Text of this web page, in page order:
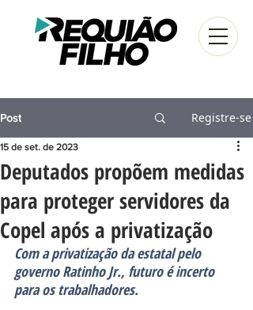
Post Registre-se
Deputados propõem medidas
para proteger servidores da
Copel após a privatização
15 de set. de 2023
Com a privatização da estatal pelo
governo Ratinho Jr., futuro é incerto
para os trabalhadores.